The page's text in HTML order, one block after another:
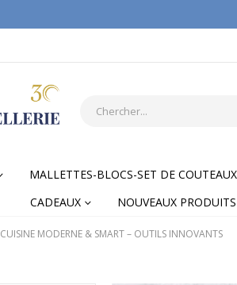
MALLETTES-BLOCS-SET DE COUTEAUX
CADEAUX
NOUVEAUX PRODUITS
CUISINE MODERNE & SMART – OUTILS INNOVANTS